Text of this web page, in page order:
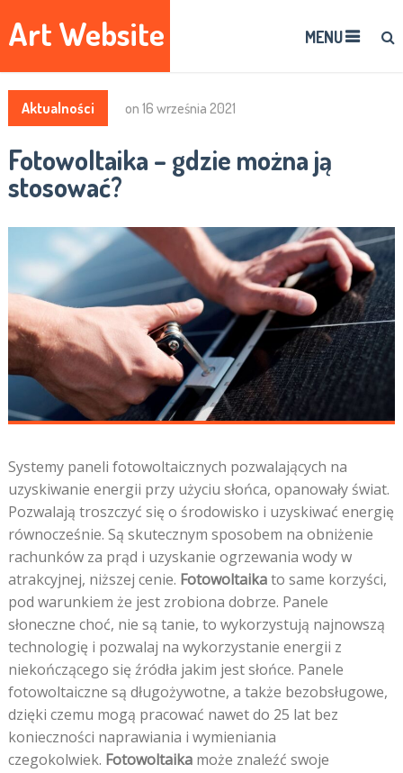
Art Website MENU
Aktualności on 16 września 2021
Fotowoltaika – gdzie można ją
stosować?
Systemy paneli fotowoltaicznych pozwalających na
uzyskiwanie energii przy użyciu słońca, opanowały świat.
Pozwalają troszczyć się o środowisko i uzyskiwać energię
równocześnie. Są skutecznym sposobem na obniżenie
rachunków za prąd i uzyskanie ogrzewania wody w
atrakcyjnej, niższej cenie. Fotowoltaikato same korzyści,
pod warunkiem że jest zrobiona dobrze. Panele
słoneczne choć, nie są tanie, to wykorzystują najnowszą
technologię i pozwalaj na wykorzystanie energii z
niekończącego się źródła jakim jest słońce. Panele
fotowoltaiczne są długożywotne, a także bezobsługowe,
dzięki czemu mogą pracować nawet do 25 lat bez
konieczności naprawiania i wymieniania
czegokolwiek. Fotowoltaikamoże znaleźć swoje